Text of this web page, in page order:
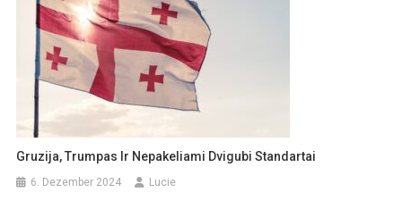
Gruzija, Trumpas Ir Nepakeliami Dvigubi Standartai
6. Dezember 2024 Lucie